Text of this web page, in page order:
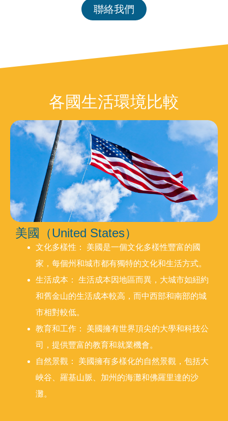
聯絡我們
各國生活環境比較
美國（United States）
文化多樣性： 美國是一個文化多樣性豐富的國
家，每個州和城市都有獨特的文化和生活方式。
生活成本： 生活成本因地區而異，大城市如紐約
和舊金山的生活成本較高，而中西部和南部的城
市相對較低。
教育和工作： 美國擁有世界頂尖的大學和科技公
司，提供豐富的教育和就業機會。
自然景觀： 美國擁有多樣化的自然景觀，包括大
峽谷、羅基山脈、加州的海灘和佛羅里達的沙
灘。